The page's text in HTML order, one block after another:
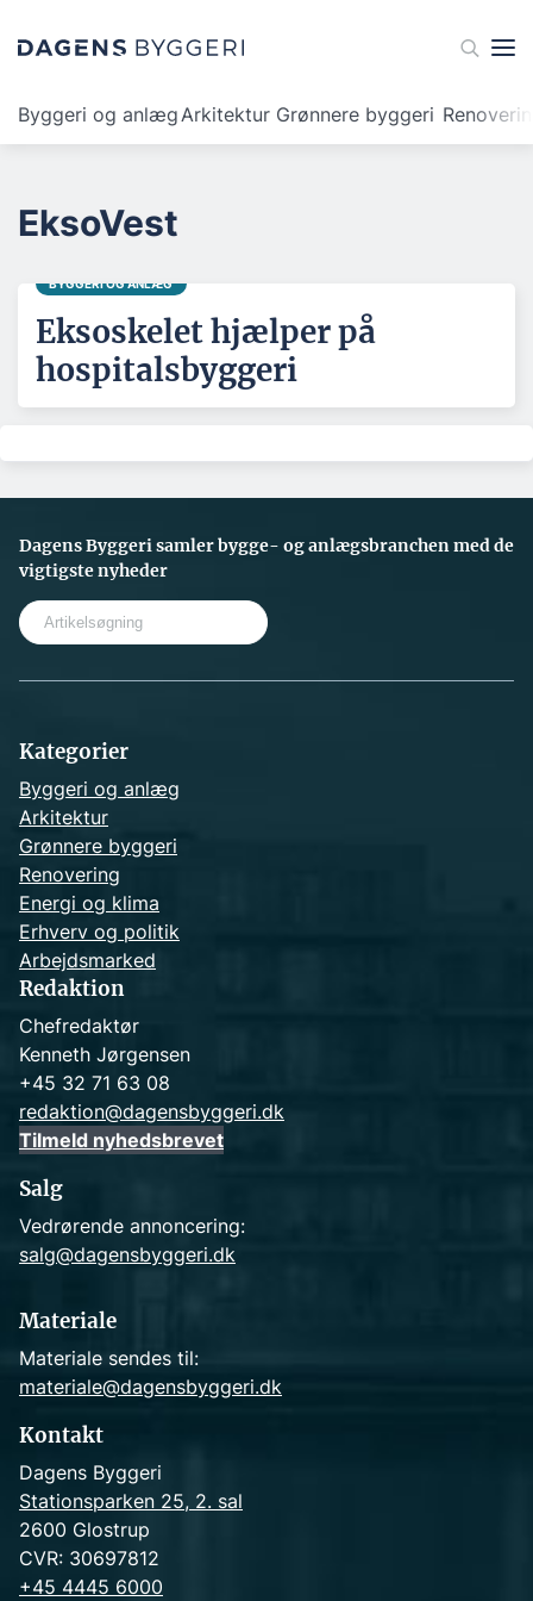
Byggeri og anlægArkitektur Grønnere byggeri
EksoVest
BYGGERI OG ANLÆG
Eksoskelet hjælper på
hospitalsbyggeri
Dagens Byggeri samler bygge- og anlægsbranchen med de
vigtigste nyheder
Kategorier
Byggeri og anlæg
Arkitektur
Grønnere byggeri
Renovering
Energi og klima
Erhverv og politik
Arbejdsmarked
Redaktion
Chefredaktør
Kenneth Jørgensen
+45 32 71 63 08
redaktion@dagensbyggeri.dk
Tilmeld nyhedsbrevet
Salg
Vedrørende annoncering:
salg@dagensbyggeri.dk
Materiale
Materiale sendes til:
materiale@dagensbyggeri.dk
Kontakt
Dagens Byggeri
Stationsparken 25, 2. sal
2600 Glostrup
CVR: 30697812
+45 4445 6000